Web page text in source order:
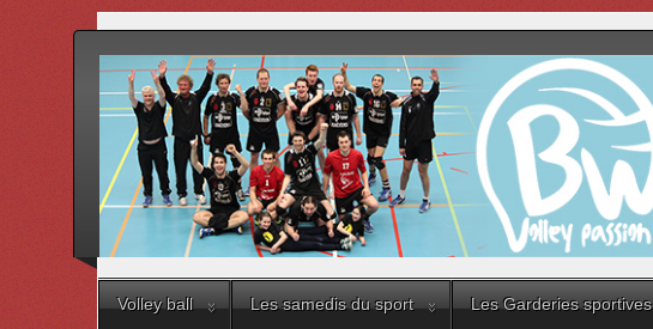
Volley ball Les samedis du sport Les Garderies sportives